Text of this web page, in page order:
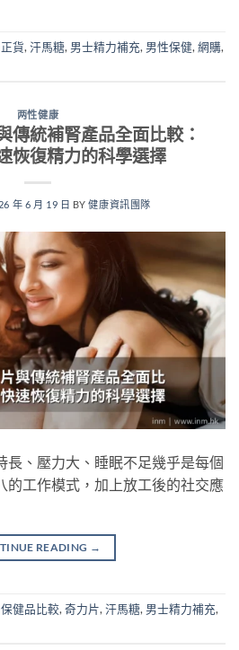
正貨, 汗馬糖, 男士精力補充, 男性保健, 網購,
两性健康
傳統補腎產品全面比較：
恢復精力的科學選擇
年 6 月 19 日 BY健康資訊團隊
長、壓力大、睡眠不足幾乎是每個
的工作模式，加上放工後的社交應
READING →
保健品比較,奇力片,汗馬糖, 男士精力補充,